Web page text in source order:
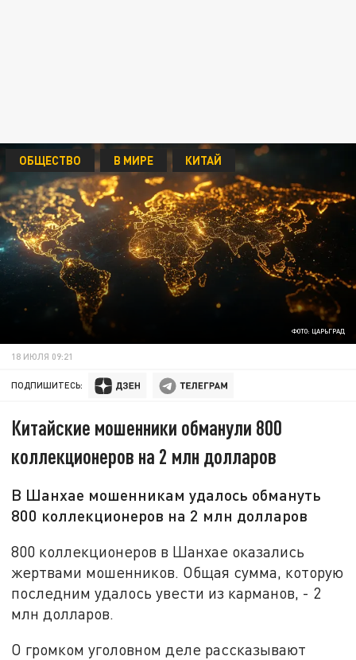
ФОТО: ЦАРЬГРАД
ОБЩЕСТВО В МИРЕ КИТАЙ
18 ИЮЛЯ 09:21
ПОДПИШИТЕСЬ:
Китайские мошенники обманули 800
коллекционеров на 2 млн долларов
В Шанхае мошенникам удалось обмануть
800 коллекционеров на 2 млн долларов
800 коллекционеров в Шанхае оказались
жертвами мошенников. Общая сумма, которую
последним удалось увести из карманов, - 2
млн долларов.
О громком уголовном деле рассказывают